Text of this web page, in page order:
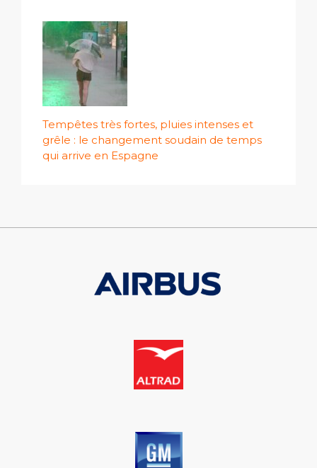
Tempêtes très fortes, pluies intenses et
grêle : le changement soudain de temps
qui arrive en Espagne